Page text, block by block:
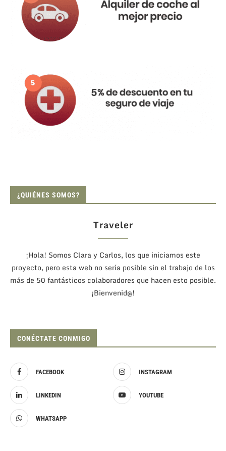
¿QUIÉNES SOMOS?
Traveler
¡Hola! Somos Clara y Carlos, los que iniciamos este
proyecto, pero esta web no sería posible sin el trabajo de los
más de 50 fantásticos colaboradores que hacen esto posible.
¡Bienvenid@!
CONÉCTATE CONMIGO
FACEBOOK INSTAGRAM
LINKEDIN YOUTUBE
WHATSAPP